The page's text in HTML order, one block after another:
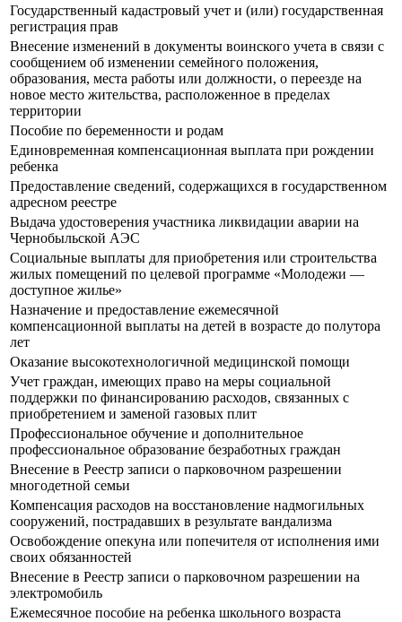
Государственный кадастровый учет и (или) государственная
регистрация прав
Внесение изменений в документы воинского учета в связи с
сообщением об изменении семейного положения,
образования, места работы или должности, о переезде на
новое место жительства, расположенное в пределах
территории
Пособие по беременности и родам
Единовременная компенсационная выплата при рождении
ребенка
Предоставление сведений, содержащихся в государственном
адресном реестре
Выдача удостоверения участника ликвидации аварии на
Чернобыльской АЭС
Социальные выплаты для приобретения или строительства
жилых помещений по целевой программе «Молодежи —
доступное жилье»
Назначение и предоставление ежемесячной
компенсационной выплаты на детей в возрасте до полутора
лет
Оказание высокотехнологичной медицинской помощи
Учет граждан, имеющих право на меры социальной
поддержки по финансированию расходов, связанных с
приобретением и заменой газовых плит
Профессиональное обучение и дополнительное
профессиональное образование безработных граждан
Внесение в Реестр записи о парковочном разрешении
многодетной семьи
Компенсация расходов на восстановление надмогильных
сооружений, пострадавших в результате вандализма
Освобождение опекуна или попечителя от исполнения ими
своих обязанностей
Внесение в Реестр записи о парковочном разрешении на
электромобиль
Ежемесячное пособие на ребенка школьного возраста